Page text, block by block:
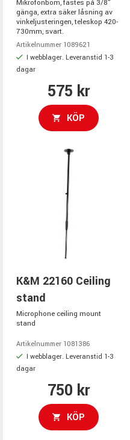
Mikrofonbom, fästes på 3/8"
gänga, extra säker låsning av
vinkeljusteringen, teleskop 420-
730mm, svart.
Artikelnummer 1089621
I webblager. Leveranstid 1-3
dagar
575 kr
KÖP
K&M 22160 Ceiling
stand
Microphone ceiling mount
stand
Artikelnummer 1081386
I webblager. Leveranstid 1-3
dagar
750 kr
KÖP